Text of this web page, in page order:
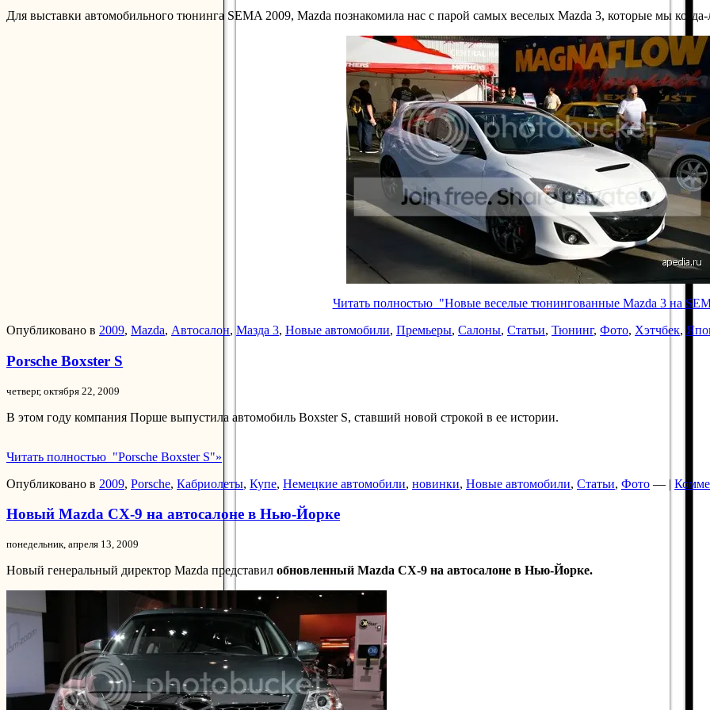
Для выставки автомобильного тюнинга SEMA 2009, Mazda познакомила нас с парой самых веселых Mazda 3, которые мы
Читать полностью "Новые веселые тюнингованные Mazda 3 на
Опубликовано в 2009, Mazda, Автосалон, Мазда 3, Новые автомобили, Премьеры, Салоны, Статьи, Тюнинг, Фото, Хэтчбек,
Porsche Boxster S
четверг, октября 22, 2009
В этом году компания Порше выпустила автомобиль Boxster S, ставший новой строкой в ее истории.
Читать полностью "Porsche Boxster S"»
Опубликовано в 2009, Porsche, Кабриолеты, Купе, Немецкие автомобили, новинки, Новые автомобили, Статьи, Фото — |
Новый Mazda CX-9 на автосалоне в Нью-Йорке
понедельник, апреля 13, 2009
Новый генеральный директор Mazda представил обновленный Mazda CX-9 на автосалоне в Нью-Йорке.